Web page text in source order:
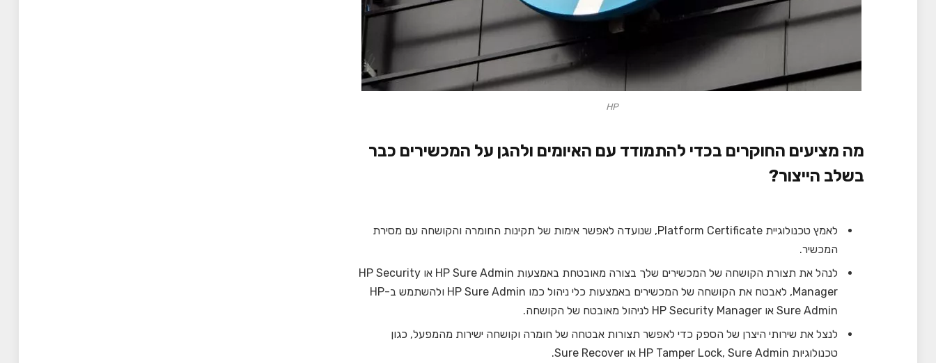
HP
מה מציעים החוקרים בכדי להתמודד עם האיומים ולהגן על המכשירים כבר
בשלב הייצור?
לאמץ טכנולוגיית Platform Certificate, שנועדה לאפשר אימות של תקינות החומרה והקושחה עם מסירת
המכשיר.
לנהל את תצורת הקושחה של המכשירים שלך בצורה מאובטחת באמצעות HP Sure Admin או HP Security
Manager, לאבטח את הקושחה של המכשירים באמצעות כלי ניהול כמו HP Sure Admin ולהשתמש ב-HP
Sure Admin או HP Security Manager לניהול מאובטח של הקושחה.
לנצל את שירותי היצרן של הספק כדי לאפשר תצורות אבטחה של חומרה וקושחה ישירות מהמפעל, כגון
טכנולוגיות HP Tamper Lock, Sure Admin או Sure Recover.